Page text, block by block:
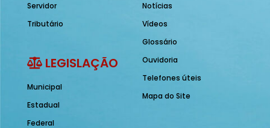
Servidor
Tributário
LEGISLAÇÃO
Municipal
Estadual
Federal
Notícias
Vídeos
Glossário
Ouvidoria
Telefones úteis
Mapa do Site